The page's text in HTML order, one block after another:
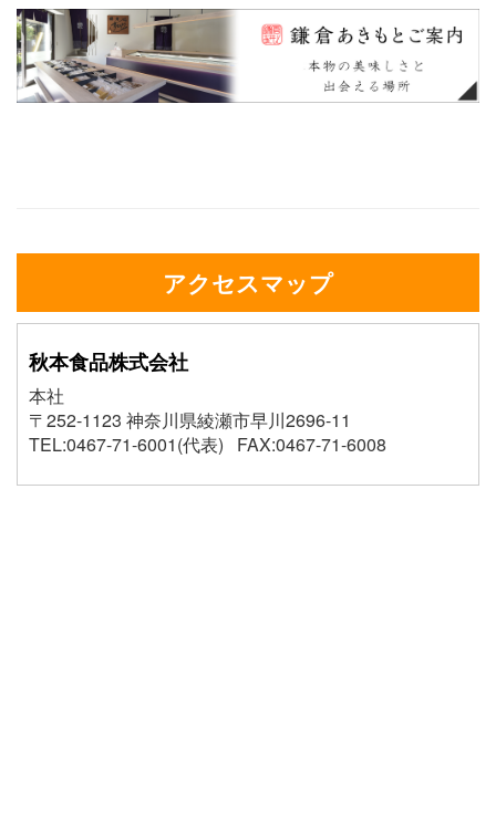
アクセスマップ
秋本食品株式会社
本社
〒252-1123 神奈川県綾瀬市早川2696-11
TEL:0467-71-6001(代表) FAX:0467-71-6008